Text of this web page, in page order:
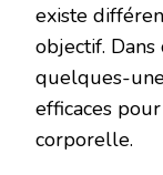
existe
objectif.
quelques-
efficaces
corporelle.